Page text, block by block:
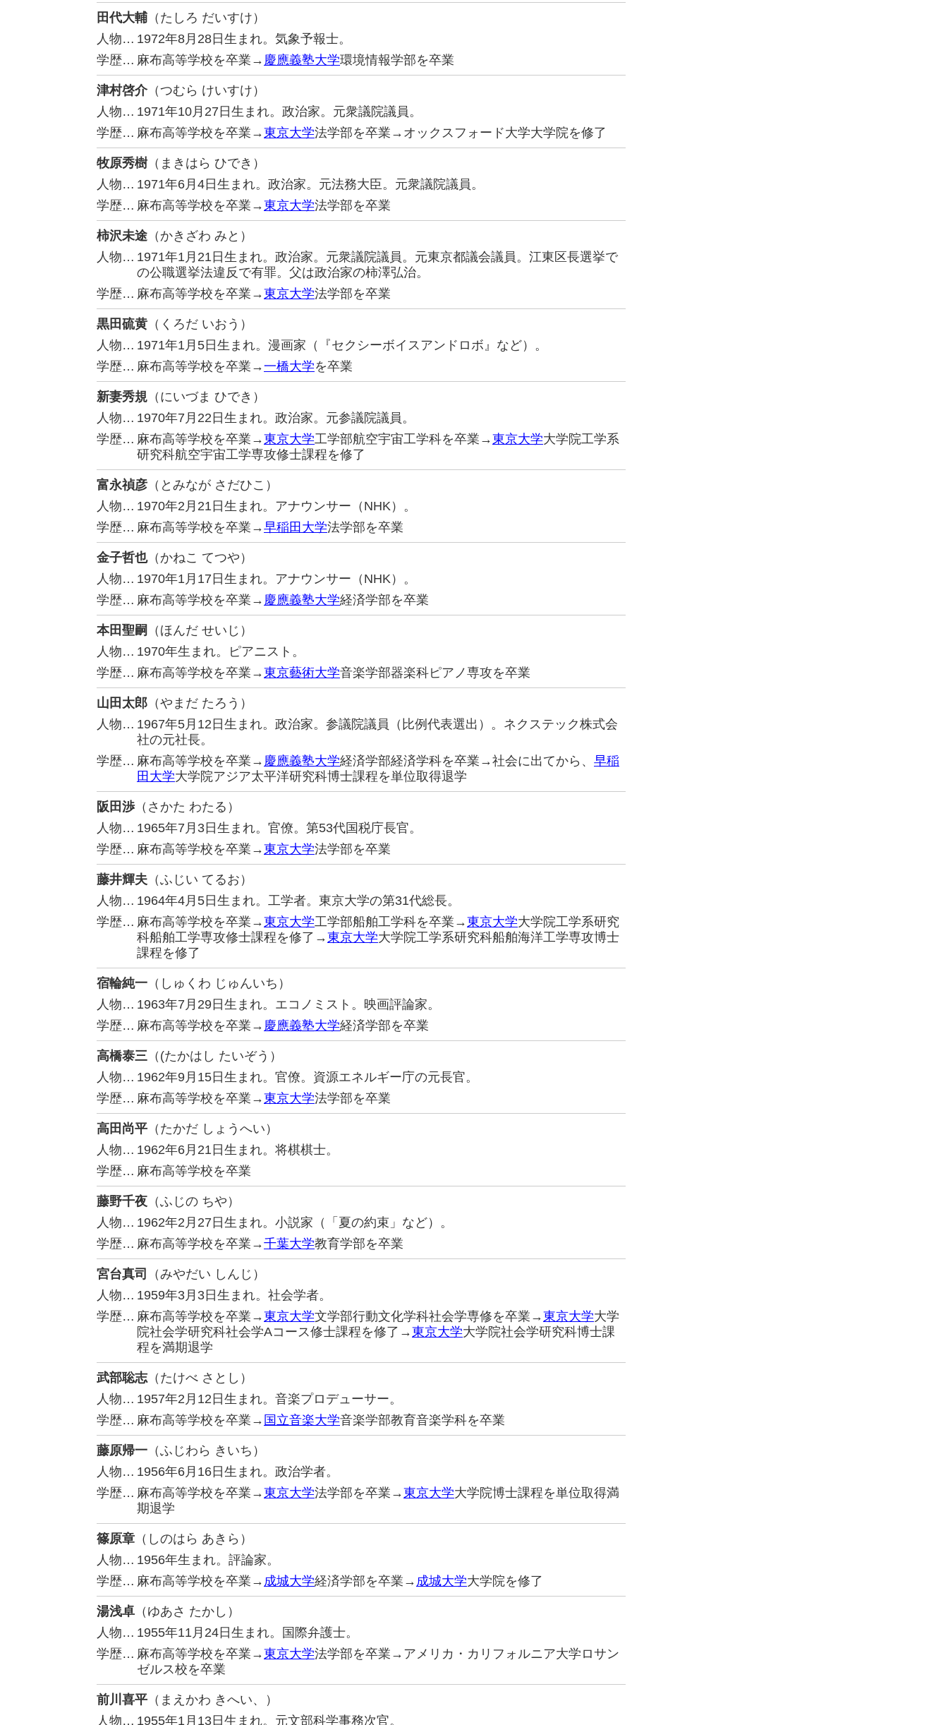
田代大輔 （たしろ だいすけ）
人物… 1972年8月28日生まれ。気象予報士。
学歴… 麻布高等学校を卒業→ 慶應義塾大学環境情報学部を卒業
津村啓介（つむら けいすけ）
人物… 1971年10月27日生まれ。政治家。元衆議院議員。
学歴… 麻布高等学校を卒業→東京大学法学部を卒業→オックスフォード大学大学院を修了
牧原秀樹（まきはら ひでき）
人物… 1971年6月4日生まれ。政治家。元法務大臣。元衆議院議員。
学歴… 麻布高等学校を卒業→東京大学法学部を卒業
柿沢未途 （かきざわ みと）
人物… 1971年1月21日生まれ。政治家。元衆議院議員。元東京都議会議員。江東区長選挙で
の公職選挙法違反で有罪。父は政治家の柿澤弘治。
学歴… 麻布高等学校を卒業→東京大学法学部を卒業
黒田硫黄 （くろだ いおう）
人物… 1971年1月5日生まれ。漫画家（『セクシーボイスアンドロボ』など）。
学歴… 麻布高等学校を卒業→一橋大学を卒業
新妻秀規 （にいづま ひでき）
人物… 1970年7月22日生まれ。政治家。元参議院議員。
学歴… 麻布高等学校を卒業→東京大学工学部航空宇宙工学科を卒業→東京大学大学院工学系
研究科航空宇宙工学専攻修士課程を修了
富永禎彦 （とみなが さだひこ）
人物… 1970年2月21日生まれ。アナウンサー（NHK）。
学歴… 麻布高等学校を卒業→早稲田大学法学部を卒業
金子哲也（かねこ てつや）
人物… 1970年1月17日生まれ。アナウンサー（NHK）。
学歴… 麻布高等学校を卒業→ 慶應義塾大学経済学部を卒業
本田聖嗣 （ほんだ せいじ）
人物… 1970年生まれ。ピアニスト。
学歴… 麻布高等学校を卒業→東京藝術大学音楽学部器楽科ピアノ専攻を卒業
山田太郎 （やまだ たろう）
人物… 1967年5月12日生まれ。政治家。参議院議員（比例代表選出）。ネクステック株式会
社の元社長。
学歴… 麻布高等学校を卒業→ 慶應義塾大学経済学部経済学科を卒業→社会に出てから、 早稲
田大学大学院アジア太平洋研究科博士課程を単位取得退学
阪田渉（さかた わたる）
人物… 1965年7月3日生まれ。官僚。第53代国税庁長官。
学歴… 麻布高等学校を卒業→東京大学法学部を卒業
藤井輝夫 （ふじい てるお）
人物… 1964年4月5日生まれ。工学者。東京大学の第31代総長。
学歴… 麻布高等学校を卒業→東京大学工学部船舶工学科を卒業→東京大学大学院工学系研究
科船舶工学専攻修士課程を修了→東京大学大学院工学系研究科船舶海洋工学専攻博士
課程を修了
宿輪純一 （しゅくわ じゅんいち）
人物… 1963年7月29日生まれ。エコノミスト。映画評論家。
学歴… 麻布高等学校を卒業→ 慶應義塾大学経済学部を卒業
高橋泰三 （(たかはし たいぞう）
人物… 1962年9月15日生まれ。官僚。資源エネルギー庁の元長官。
学歴… 麻布高等学校を卒業→東京大学法学部を卒業
高田尚平 （たかだ しょうへい）
人物… 1962年6月21日生まれ。将棋棋士。
学歴… 麻布高等学校を卒業
藤野千夜 （ふじの ちや）
人物… 1962年2月27日生まれ。小説家（「夏の約束」など）。
学歴… 麻布高等学校を卒業→千葉大学教育学部を卒業
宮台真司
（みやだい しんじ）
人物… 1959年3月3日生まれ。社会学者。
学歴… 麻布高等学校を卒業→東京大学文学部行動文化学科社会学専修を卒業→東京大学大学
院社会学研究科社会学Aコース修士課程を修了→東京大学大学院社会学研究科博士課
程を満期退学
武部聡志（たけべ さとし）
人物… 1957年2月12日生まれ。音楽プロデューサー。
学歴… 麻布高等学校を卒業→ 国立音楽大学音楽学部教育音楽学科を卒業
藤原帰一 （ふじわら きいち）
人物… 1956年6月16日生まれ。政治学者。
学歴… 麻布高等学校を卒業→東京大学法学部を卒業→東京大学大学院博士課程を単位取得満
期退学
篠原章 （しのはら あきら）
人物… 1956年生まれ。評論家。
学歴… 麻布高等学校を卒業→ 成城大学経済学部を卒業→ 成城大学大学院を修了
湯浅卓 （ゆあさ たかし）
人物… 1955年11月24日生まれ。国際弁護士。
学歴… 麻布高等学校を卒業→東京大学法学部を卒業→アメリカ・カリフォルニア大学ロサン
ゼルス校を卒業
前川喜平 （まえかわ きへい、）
人物… 1955年1月13日生まれ。元文部科学事務次官。